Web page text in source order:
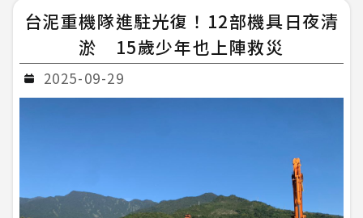
台泥重機隊進駐光復！12部機具日夜清
淤 15歲少年也上陣救災
2025-09-29